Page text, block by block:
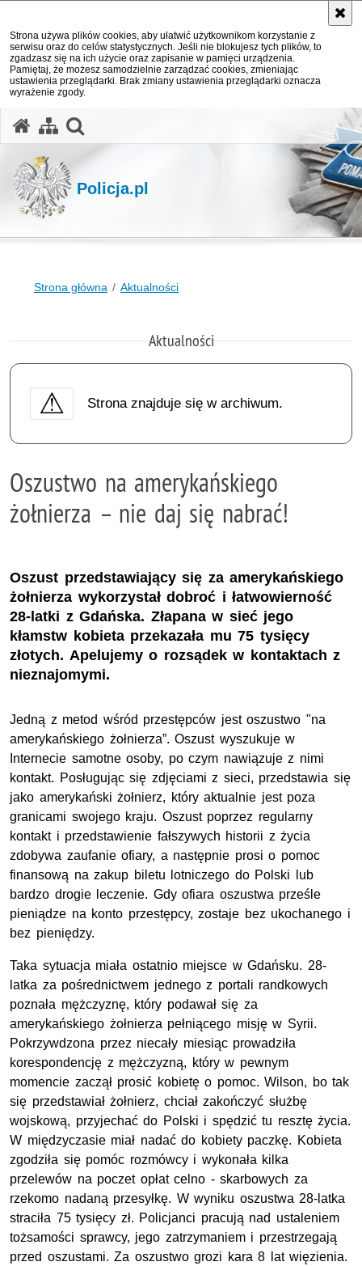
Strona używa plików cookies, aby ułatwić użytkownikom korzystanie z
serwisu oraz do celów statystycznych. Jeśli nie blokujesz tych plików, to
zgadzasz się na ich użycie oraz zapisanie w pamięci urządzenia.
Pamiętaj, że możesz samodzielnie zarządzać cookies, zmieniając
ustawienia przeglądarki. Brak zmiany ustawienia przeglądarki oznacza
wyrażenie zgody.
Policja.pl
Strona główna Aktualności
Aktualności
Strona znajduje się w archiwum.
Oszustwo na amerykańskiego
żołnierza – nie daj się nabrać!
Oszust przedstawiający się za amerykańskiego
żołnierza wykorzystał dobroć i łatwowierność
28-latki z Gdańska. Złapana w sieć jego
kłamstw kobieta przekazała mu 75 tysięcy
złotych. Apelujemy o rozsądek w kontaktach z
nieznajomymi.
Jedną z metod wśród przestępców jest oszustwo "na
amerykańskiego żołnierza”. Oszust wyszukuje w
Internecie samotne osoby, po czym nawiązuje z nimi
kontakt. Posługując się zdjęciami z sieci, przedstawia się
jako amerykański żołnierz, który aktualnie jest poza
granicami swojego kraju. Oszust poprzez regularny
kontakt i przedstawienie fałszywych historii z życia
zdobywa zaufanie ofiary, a następnie prosi o pomoc
finansową na zakup biletu lotniczego do Polski lub
bardzo drogie leczenie. Gdy ofiara oszustwa prześle
pieniądze na konto przestępcy, zostaje bez ukochanego i
bez pieniędzy.
Taka sytuacja miała ostatnio miejsce w Gdańsku. 28-
latka za pośrednictwem jednego z portali randkowych
poznała mężczyznę, który podawał się za
amerykańskiego żołnierza pełniącego misję w Syrii.
Pokrzywdzona przez niecały miesiąc prowadziła
korespondencję z mężczyzną, który w pewnym
momencie zaczął prosić kobietę o pomoc. Wilson, bo tak
się przedstawiał żołnierz, chciał zakończyć służbę
wojskową, przyjechać do Polski i spędzić tu resztę życia.
W międzyczasie miał nadać do kobiety paczkę. Kobieta
zgodziła się pomóc rozmówcy i wykonała kilka
przelewów na poczet opłat celno - skarbowych za
rzekomo nadaną przesyłkę. W wyniku oszustwa 28-latka
straciła 75 tysięcy zł. Policjanci pracują nad ustaleniem
tożsamości sprawcy, jego zatrzymaniem i przestrzegają
przed oszustami. Za oszustwo grozi kara 8 lat więzienia.